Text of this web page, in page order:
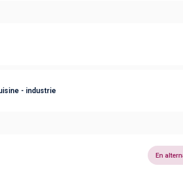
- industrie
En